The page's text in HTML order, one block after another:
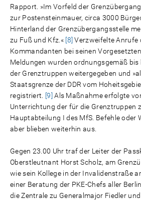
Rapport. »Im Vorfeld der
zur Postensteinmauer, circa 3000
Hinterland der Grenzübergangsstelle
zu Fuß und Kfz.« [8] Verzweifelte Anrufe
Kommandanten bei seinen
Meldungen wurden ordnungsgemäß
der Grenztruppen weitergegeben und
Staatsgrenze der DDR vom
registriert.
[9] Als Maßnahme erfolgte
Unterrichtung der für die Grenztruppen
Hauptabteilung I des MfS. Befehle oder
aber blieben weiterhin aus.
Gegen 23.00 Uhr traf der Leiter der
Oberstleutnant Horst Scholz, am
wie sein Kollege in der Invalidenstraße
einer Beratung der PKE-Chefs aller
die Zentrale zu Generalmajor Fiedler